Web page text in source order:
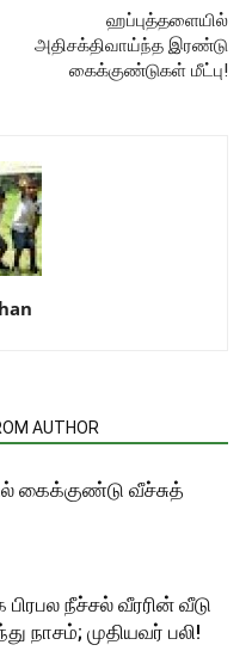
ஹப்புத்தளையில்
அதிசக்திவாய்ந்த இரண்டு
கைக்குண்டுகள் மீட்பு!
AUTHOR
கைக்குண்டு வீச்சுத்
நீச்சல் வீரரின் வீடு
நாசம்; முதியவர் பலி!